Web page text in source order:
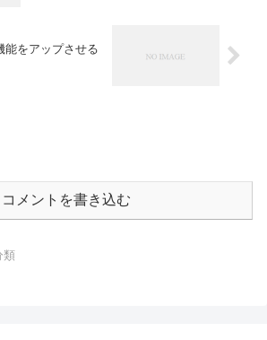
能をアップさせる
コメントを書き込む
類